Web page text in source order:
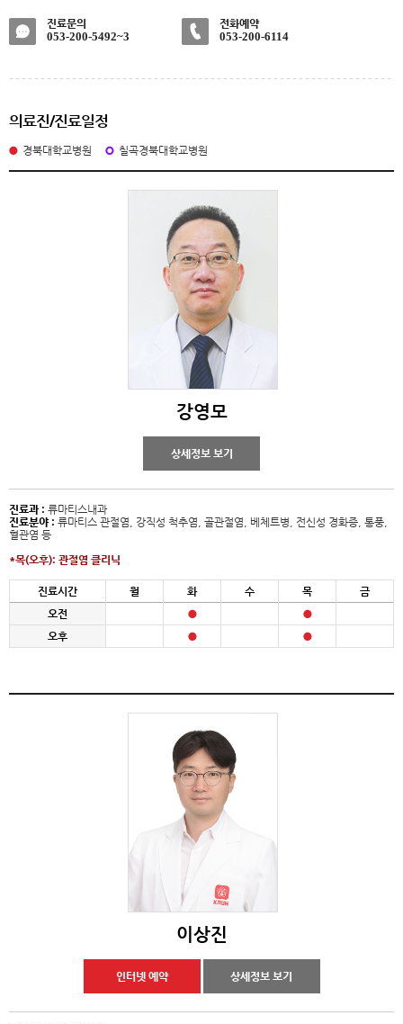
진료문의
053-200-5492~3
전화예약
053-200-6114
의료진/진료일정
경북대학교병원 칠곡경북대학교병원
강영모
상세정보 보기
진료과 : 류마티스내과
진료분야 : 류마티스 관절염, 강직성 척추염, 골관절염, 베체트병, 전신성 경화증, 통풍,
혈관염 등
*목(오후): 관절염 클리닉
진료시간 월 화 수 목
금
오전
오후
이상진
인터넷 예약 상세정보 보기